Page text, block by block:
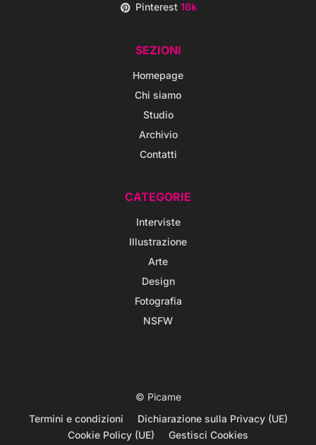
Pinterest16k
SEZIONI
Homepage
Chi siamo
Studio
Archivio
Contatti
CATEGORIE
Interviste
Illustrazione
Arte
Design
Fotografia
NSFW
© Picame
Termini e condizioni
Dichiarazione sulla Privacy (UE)
Cookie Policy (UE)
Gestisci Cookies